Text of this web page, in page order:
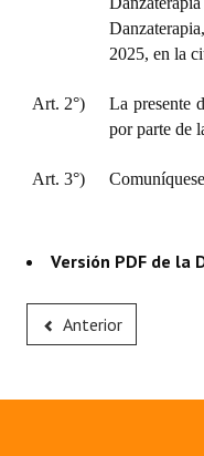
2025, en la
Art. 2°)
La presente
por parte de
Art. 3°)
Versión PDF de la
Anterior